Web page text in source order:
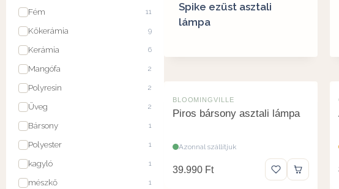
Fém 11
Kőkerámia 9
Kerámia 6
Mangófa 2
Polyresin 2
Üveg 2
Bársony 1
Polyester 1
kagyló 1
mészkő 1
Spike ezüst asztali
lámpa
BLOOMINGVILLE
Piros bársony asztali lámpa
Azonnal szállítjuk
39.990 Ft